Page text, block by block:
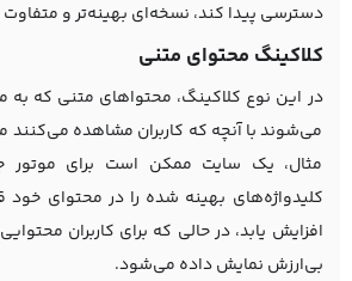
دسترسی پیدا کند، نسخه‌ای بهینه‌تر و
کلاکینگ محتوای متنی
در این نوع کلاکینگ، محتواهای متنی که به
می‌شوند با آنچه که کاربران مشاهده می‌کنند
مثال، یک سایت ممکن است برای موتور
کلیدواژه‌های بهینه شده را در محتوای خود
افزایش یابد، در حالی که برای کاربران
بی‌ارزش نمایش داده می‌شود.